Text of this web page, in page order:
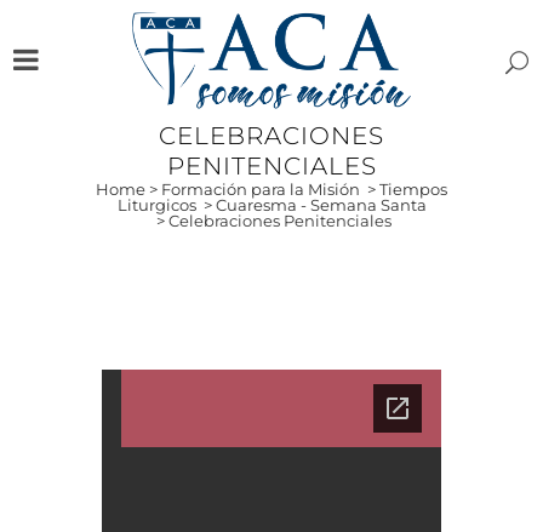
CELEBRACIONES
PENITENCIALES
Home > Formación para la Misión >Tiempos
Liturgicos >Cuaresma - Semana Santa
>Celebraciones Penitenciales